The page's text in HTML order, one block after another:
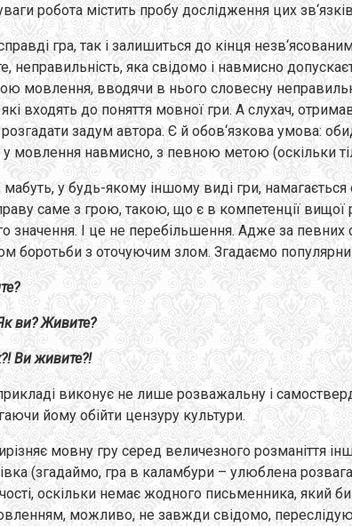
робота містить пробу дослідження цих
гра, так і залишиться до кінця
неправильність, яка свідомо і навмисно
мовлення, вводячи в нього словесну
входять до поняття мовної гри. А слухач,
задум автора. Є й обов‘язкова умова:
у мовлення навмисно, з певною метою (оскільки
у будь-якому іншому виді гри,
саме з грою, такою, що є в компетенції
І це не перебільшення. Адже за певних
боротьби з оточуючим злом. Згадаємо
ви? Живите?
Ви живите?!
виконує не лише розважальну і
йому обійти цензуру культури.
мовну гру серед величезного розманіття
(згадаймо, гра в каламбури – улюблена
оскільки немає жодного письменника, який
можливо, не завжди свідомо,